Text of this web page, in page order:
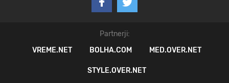
Partnerji:
VREME.NET
BOLHA.COM MED.OVER.NET
STYLE.OVER.NET